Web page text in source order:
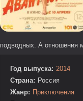
подводных. А отношения
Год выпуска: 2014
Страна: Россия
Жанр: Приключения